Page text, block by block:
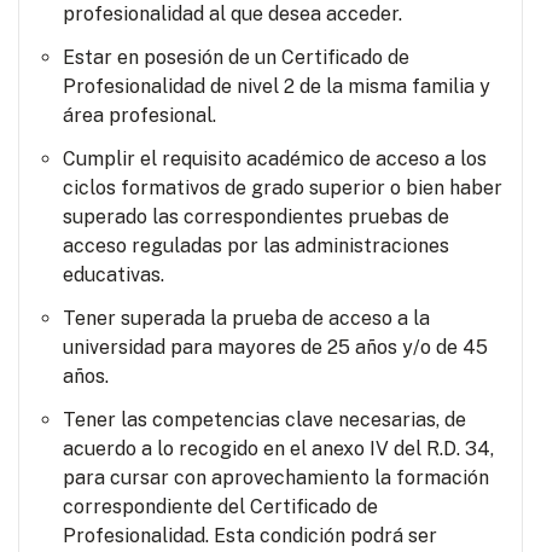
profesionalidad al que desea acceder.
Estar en posesión de un Certificado de
Profesionalidad de nivel 2 de la misma familia y
área profesional.
Cumplir el requisito académico de acceso a los
ciclos formativos de grado superior o bien haber
superado las correspondientes pruebas de
acceso reguladas por las administraciones
educativas.
Tener superada la prueba de acceso a la
universidad para mayores de 25 años y/o de 45
años.
Tener las competencias clave necesarias, de
acuerdo a lo recogido en el anexo IV del R.D. 34,
para cursar con aprovechamiento la formación
correspondiente del Certificado de
Profesionalidad. Esta condición podrá ser